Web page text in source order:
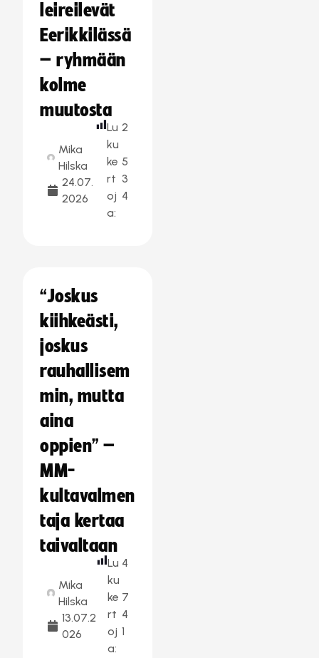
leireilevät
Eerikkilässä
– ryhmään
kolme
muutosta
Mika
Hilska
24.07.
2026
Lu
ku
ke
rt
oj
a:
2
5
3
4
“Joskus
kiihkeästi,
joskus
rauhallisem
min, mutta
aina
oppien” –
MM-
kultavalmen
taja kertaa
taivaltaan
Mika
Hilska
13.07.2
026
Lu
ku
ke
rt
oj
a:
4
7
4
1